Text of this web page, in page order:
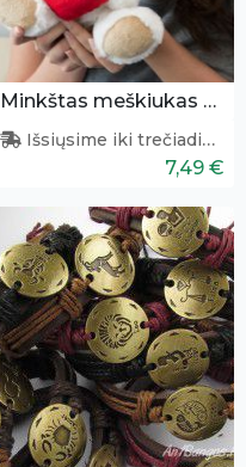
Minkštas meškiukas su širdele
Išsiųsime iki trečiadienio
7,49 €